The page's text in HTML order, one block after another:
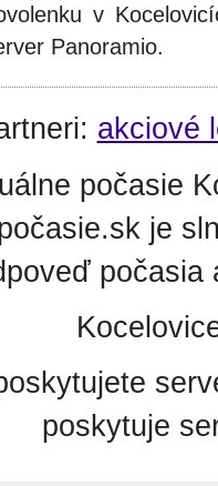
v
Panoramio.
akciové
počasie
je
poskytuje